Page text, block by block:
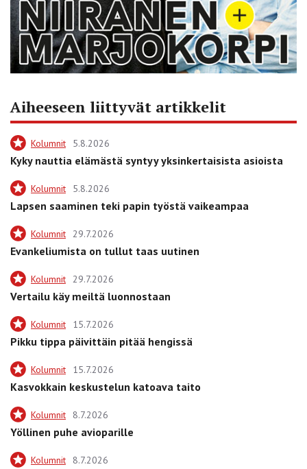
Aiheeseen liittyvät artikkelit
Kolumnit 5.8.2026
Kyky nauttia elämästä syntyy yksinkertaisista asioista
Kolumnit 5.8.2026
Lapsen saaminen teki papin työstä vaikeampaa
Kolumnit 29.7.2026
Evankeliumista on tullut taas uutinen
Kolumnit 29.7.2026
Vertailu käy meiltä luonnostaan
Kolumnit 15.7.2026
Pikku tippa päivittäin pitää hengissä
Kolumnit 15.7.2026
Kasvokkain keskustelun katoava taito
Kolumnit 8.7.2026
Yöllinen puhe avioparille
Kolumnit 8.7.2026